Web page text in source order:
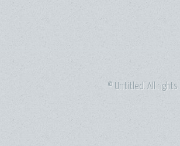
© Untitled. All rights